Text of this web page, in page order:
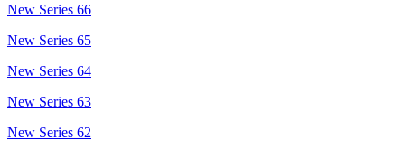
New Series 66
New Series 65
New Series 64
New Series 63
New Series 62